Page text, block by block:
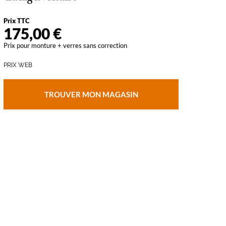
Prix TTC
175,00 €
Prix pour monture + verres sans correction
PRIX WEB
TROUVER MON MAGASIN